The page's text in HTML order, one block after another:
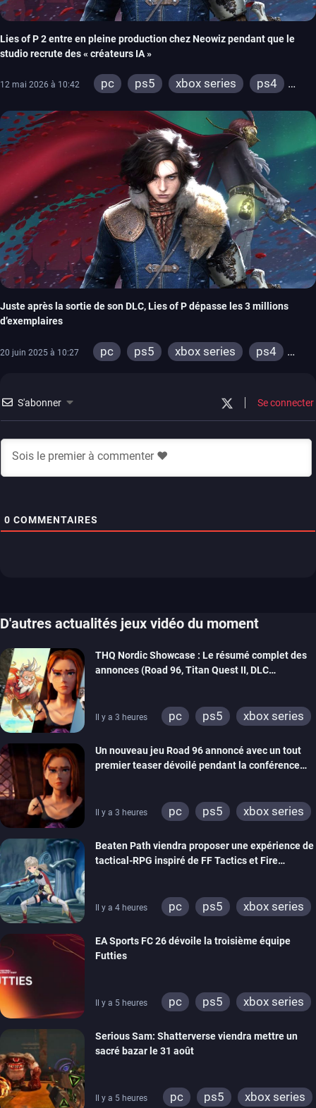
Lies of P 2 entre en pleine production chez Neowiz pendant que le
studio recrute des « créateurs IA »
12 mai 2026 à 10:42 pc ps5 xbox series
ps4
Juste après la sortie de son DLC, Lies of P dépasse les 3 millions
d’exemplaires
20 juin 2025 à 10:27 pc ps5 xbox series
ps4
S'abonner Se connecter
0 COMMENTAIRES
D'autres actualités jeux vidéo du moment
THQ Nordic Showcase : Le résumé complet des
annonces (Road 96, Titan Quest II, DLC
Il y a 3 heures pc ps5
xbox series
xbox one
switch 2
Un nouveau jeu Road 96 annoncé avec un tout
premier teaser dévoilé pendant la conférence
Il y a 3 heures pc ps5
xbox series
xbox one
Beaten Path viendra proposer une expérience de
tactical-RPG inspiré de FF Tactics et Fire
Il y a 4 heures pc ps5
xbox series
EA Sports FC 26 dévoile la troisième équipe
Futties
Il y a 5 heures pc ps5
xbox series
xbox one
switch 2
Serious Sam: Shatterverse viendra mettre un
sacré bazar le 31 août
Il y a 5 heures pc ps5 xbox series